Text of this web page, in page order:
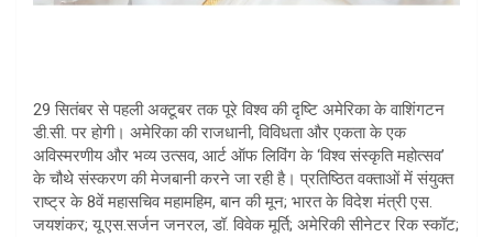
29 सितंबर से पहली अक्टूबर तक पूरे विश्व की दृष्टि अमेरिका के वाशिंगटन
डी.सी. पर होगी। अमेरिका की राजधानी, विविधता और एकता के एक
अविस्मरणीय और भव्य उत्सव, आर्ट ऑफ लिविंग के ‘विश्व संस्कृति महोत्सव’
के चौथे संस्करण की मेजबानी करने जा रही है। प्रतिष्ठित वक्ताओं में संयुक्त
राष्ट्र के 8वें महासचिव महामहिम, बान की मून; भारत के विदेश मंत्री एस.
जयशंकर; यू.एस.सर्जन जनरल, डॉ. विवेक मूर्ति; अमेरिकी सीनेटर रिक स्कॉट;